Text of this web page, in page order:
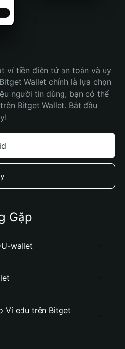
ví tiền điện tử an toàn và uy
Wallet chính là lựa chọn
người tin dùng, bạn có thể
Bitget Wallet. Bắt đầu
Gặp
wallet
Ví edu trên Bitget